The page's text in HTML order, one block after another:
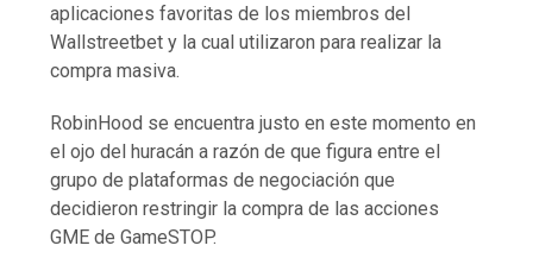
aplicaciones favoritas de los miembros del
Wallstreetbet y la cual utilizaron para realizar la
compra masiva.
RobinHood se encuentra justo en este momento en
el ojo del huracán a razón de que figura entre el
grupo de plataformas de negociación que
decidieron restringir la compra de las acciones
GME de GameSTOP.